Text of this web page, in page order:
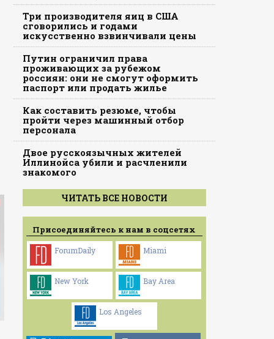
Три производителя яиц в США
сговорились и годами
искусственно взвинчивали цены
Путин ограничил права
проживающих за рубежом
россиян: они не смогут оформить
паспорт или продать жилье
Как составить резюме, чтобы
пройти через машинный отбор
персонала
Двое русскоязычных жителей
Иллинойса убили и расчленили
знакомого
ЧИТАТЬ ВСЕ НОВОСТИ
Присоединяйтесь к нам в соцсетях
ForumDaily Miami
New York Bay Area
Los Angeles